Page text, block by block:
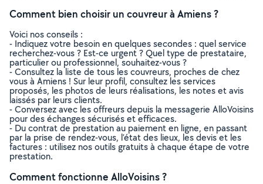
Comment bien choisir un couvreur à Amiens ?
Voici nos conseils :
- Indiquez votre besoin en quelques secondes : quel service
recherchez-vous ? Est-ce urgent ? Quel type de prestataire,
particulier ou professionnel, souhaitez-vous ?
- Consultez la liste de tous les couvreurs, proches de chez
vous à Amiens ! Sur leur profil, consultez les services
proposés, les photos de leurs réalisations, les notes et avis
laissés par leurs clients.
- Conversez avec les offreurs depuis la messagerie AlloVoisins
pour des échanges sécurisés et efficaces.
- Du contrat de prestation au paiement en ligne, en passant
par la prise de rendez-vous, l’état des lieux, les devis et les
factures : utilisez nos outils gratuits à chaque étape de votre
prestation.
Comment fonctionne AlloVoisins ?